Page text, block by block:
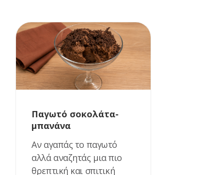
Παγωτό σοκολάτα-
μπανάνα
Αν αγαπάς το παγωτό
αλλά αναζητάς μια πιο
θρεπτική και σπιτική